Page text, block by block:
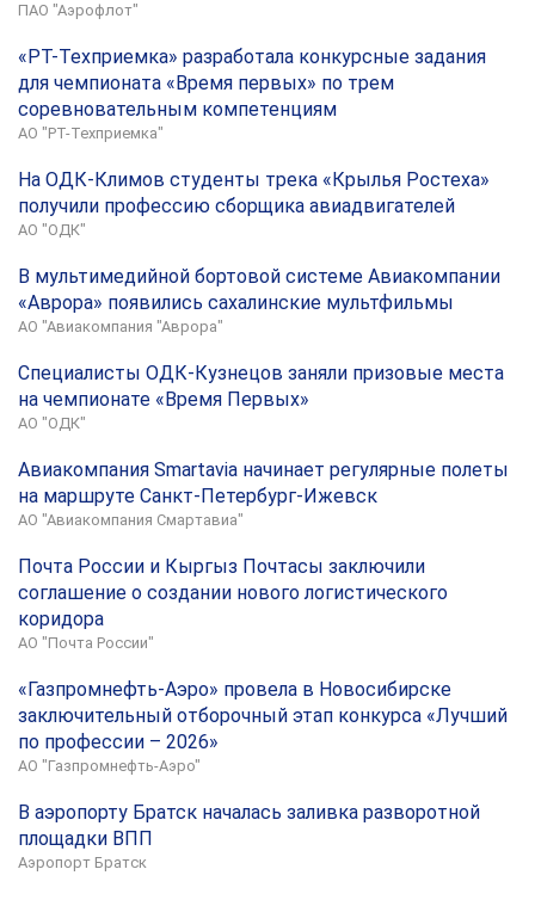
ПАО "Аэрофлот"
«РТ-Техприемка» разработала конкурсные задания
для чемпионата «Время первых» по трем
соревновательным компетенциям
АО "РТ-Техприемка"
На ОДК-Климов студенты трека «Крылья Ростеха»
получили профессию сборщика авиадвигателей
АО "ОДК"
В мультимедийной бортовой системе Авиакомпании
«Аврора» появились сахалинские мультфильмы
АО "Авиакомпания "Аврора"
Специалисты ОДК-Кузнецов заняли призовые места
на чемпионате «Время Первых»
АО "ОДК"
Авиакомпания Smartavia начинает регулярные полеты
на маршруте Санкт-Петербург-Ижевск
АО "Авиакомпания Смартавиа"
Почта России и Кыргыз Почтасы заключили
соглашение о создании нового логистического
коридора
АО "Почта России"
«Газпромнефть-Аэро» провела в Новосибирске
заключительный отборочный этап конкурса «Лучший
по профессии – 2026»
АО "Газпромнефть-Аэро"
В аэропорту Братск началась заливка разворотной
площадки ВПП
Аэропорт Братск